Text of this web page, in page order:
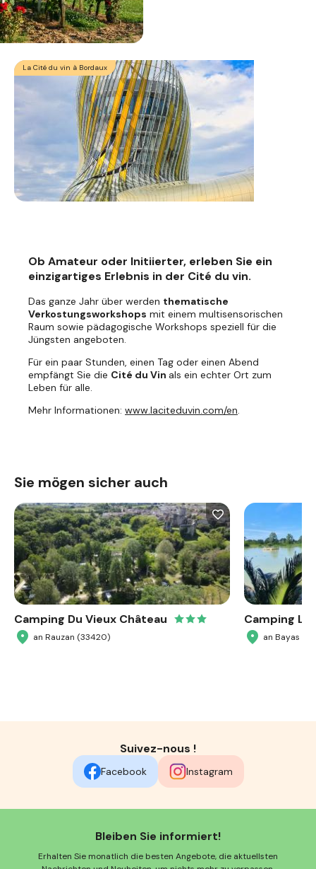
La Cité du vin à Bordaux
Ob Amateur oder Initiierter, erleben Sie ein
einzigartiges Erlebnis in der Cité du vin.
Das ganze Jahr über werden thematische
Verkostungsworkshops mit einem multisensorischen
Raum sowie pädagogische Workshops speziell für die
Jüngsten angeboten.
Für ein paar Stunden, einen Tag oder einen Abend
empfängt Sie die Cité du Vin als ein echter Ort zum
Leben für alle.
Mehr Informationen: www.laciteduvin.com/en.
Sie mögen sicher auch
Camping Du Vieux Château
an Rauzan (33420)
Camping Le
an Bayas
Suivez-nous !
Facebook Instagram
Bleiben Sie informiert!
Erhalten Sie monatlich die besten Angebote, die aktuellsten